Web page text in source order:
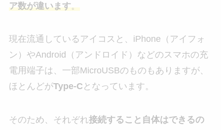
ア数が違います。
現在流通しているアイコスと、iPhone（アイフォ
ン）やAndroid（アンドロイド）などのスマホの充
電用端子は、一部MicroUSBのものもありますが、
ほとんどがType-C となっています。
そのため、それぞれ接続すること自体はできるの